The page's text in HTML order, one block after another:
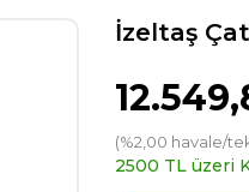
İzeltaş
(%2,00 havale/
2500 TL üzeri